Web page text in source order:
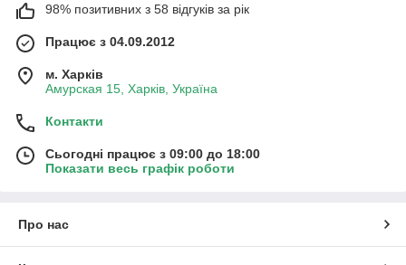
98% позитивних з 58 відгуків за рік
Працює з 04.09.2012
м. Харків
Амурская 15, Харків, Україна
Контакти
Сьогодні працює з 09:00 до 18:00
Показати весь графік роботи
Про нас